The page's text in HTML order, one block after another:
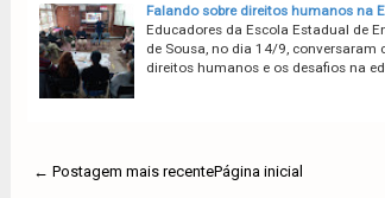
Falando sobre direitos humanos na
Educadores da Escola Estadual de
de Sousa, no dia 14/9, conversaram
direitos humanos e os desafios na
← Postagem mais recentePágina inicial